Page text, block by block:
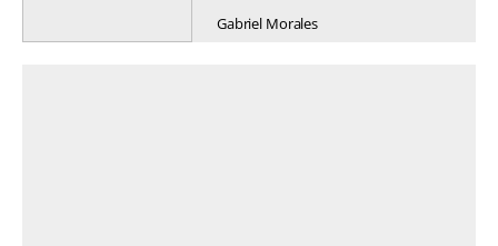
Gabriel Morales